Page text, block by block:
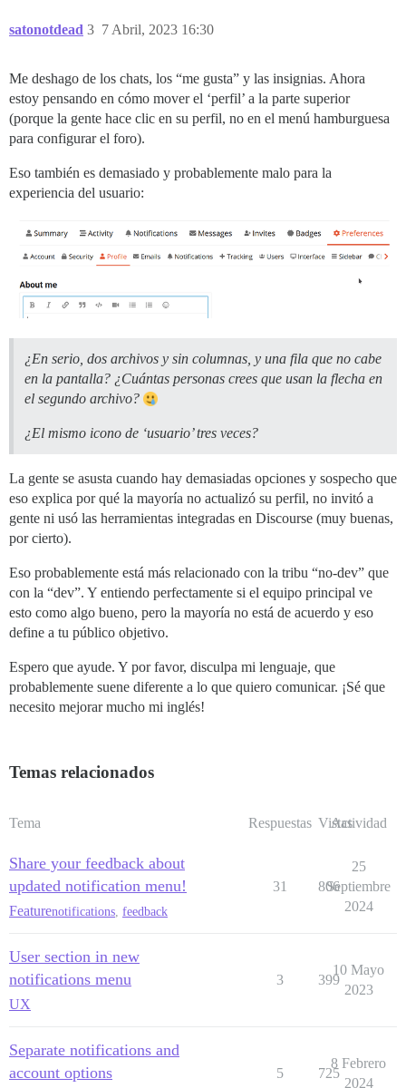
satonotdead 7 Abril, 2023 16:30
3
Me deshago de los chats, los “me gusta” y las insignias. Ahora
estoy pensando en cómo mover el ‘perfil’ a la parte superior
(porque la gente hace clic en su perfil, no en el menú hamburguesa
para configurar el foro).
Eso también es demasiado y probablemente malo para la
experiencia del usuario:
¿En serio, dos archivos y sin columnas, y una fila que no cabe
en la pantalla? ¿Cuántas personas crees que usan la flecha en
el segundo archivo?
¿El mismo icono de ‘usuario’ tres veces?
La gente se asusta cuando hay demasiadas opciones y sospecho que
eso explica por qué la mayoría no actualizó su perfil, no invitó a
gente ni usó las herramientas integradas en Discourse (muy buenas,
por cierto).
Eso probablemente está más relacionado con la tribu “no-dev” que
con la “dev”. Y entiendo perfectamente si el equipo principal ve
esto como algo bueno, pero la mayoría no está de acuerdo y eso
define a tu público objetivo.
Espero que ayude. Y por favor, disculpa mi lenguaje, que
probablemente suene diferente a lo que quiero comunicar. ¡Sé que
necesito mejorar mucho mi inglés!
Temas relacionados
Tema Respuestas Vistas
Actividad
Share your feedback about
updated notification menu!
Featurenotifications feedback
31 806
25
Septiembre
2024
User section in new
notifications menu
UX
3 399
10 Mayo
2023
Separate notifications and
account options
5 725
8 Febrero
2024